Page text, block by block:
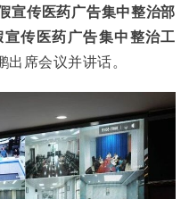
宣传医药广告集中整治部
传医药广告集中整治工
席会议并讲话。